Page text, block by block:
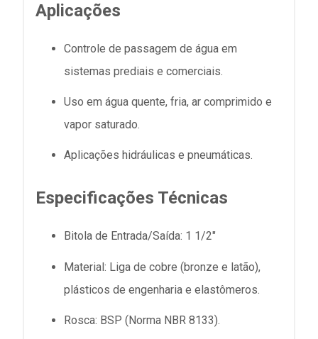
Aplicações
Controle de passagem de água em
sistemas prediais e comerciais.
Uso em água quente, fria, ar comprimido e
vapor saturado.
Aplicações hidráulicas e pneumáticas.
Especificações Técnicas
Bitola de Entrada/Saída: 1 1/2"
Material: Liga de cobre (bronze e latão),
plásticos de engenharia e elastômeros.
Rosca: BSP (Norma NBR 8133).